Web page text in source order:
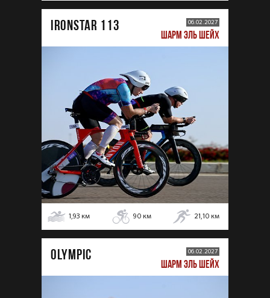
IRONSTAR 113 06.02.2027
ШАРМ ЭЛЬ ШЕЙХ
1,93 км 90 км 21,10 км
OLYMPIC 06.02.2027
ШАРМ ЭЛЬ ШЕЙХ